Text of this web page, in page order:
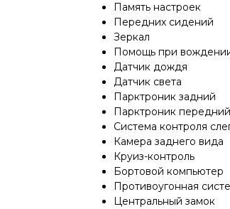
Память настроек
Передних сидений
Зеркал
Помощь при
Датчик дождя
Датчик света
Парктроник задний
Парктроник передний
Система контроля
Камера заднего вида
Круиз-контроль
Бортовой компьютер
Противоугонная
Центральный замок